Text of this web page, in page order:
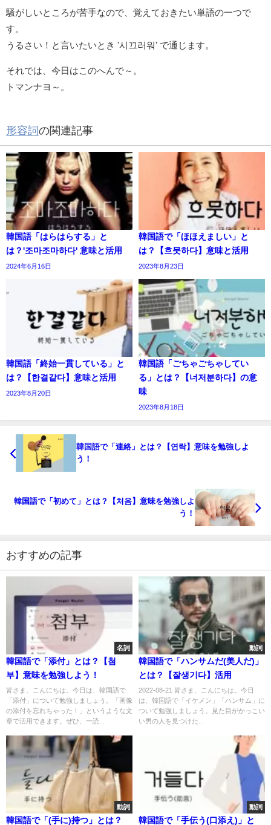
騒がしいところが苦手なので、覚えておきたい単語の一つで
す。
うるさい！と言いたいとき '시끄러워' で通じます。
それでは、今日はこのへんで～。
トマンナヨ～。
形容詞の関連記事
韓国語「はらはらする」と
は？'조마조마하다' 意味と活用
2024年6月16日
韓国語で「ほほえましい」と
は？【흐뭇하다】意味と活用
2023年8月23日
韓国語「終始一貫している」と
は？【한결같다】意味と活用
2023年8月20日
韓国語「ごちゃごちゃしてい
る」とは？【너저분하다】の意
味
2023年8月18日
韓国語で「連絡」とは？【연락】意味を勉強しよ
う！
韓国語で「初めて」とは？【처음】意味を勉強しよ
う！
おすすめの記事
名詞
韓国語で「添付」とは？【첨
부】意味を勉強しよう！
皆さま、こんにちは。今日は、韓国語で
「添付」について勉強しましょう。「画像
の添付を忘れちゃった！」というような文
章で活用できます。ぜひ、一読...
動詞
韓国語で「ハンサムだ(美人だ)」
とは？【잘생기다】活用
2022-08-21 皆さま、こんにちは。今日
は、韓国語で「イケメン」「ハンサム」に
ついて勉強しましょう。見た目がかっこい
い男の人を見つけた...
動詞
韓国語で「(手に)持つ」とは？
動詞
韓国語で「手伝う(口添え)」と